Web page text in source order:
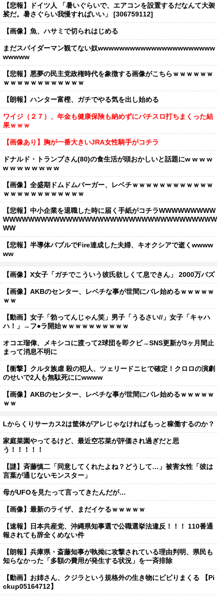
【悲報】ドイツ人 「暑いぐらいで、エアコンを設置するだなんて大袈
裟だ。暑さぐらい我慢すればいい」 [306759112]
【画像】魚、ハサミで切られはじめる
まだスパイダーマン観てない奴wwwwwwwwwwwwwwwwwwwwww
wwwww
【悲報】悪夢の民主党政権時代を象徴する画像がこちらｗｗｗｗｗｗ
ｗｗｗｗｗｗｗｗｗｗｗｗ
【朗報】ハンター富樫、ガチでやる気を出し始める
ワイジ（２７）、年金も健康保険も納めずにパチスロ打ちまくった結
果ｗｗｗ
【画像あり】胸が一番大きいJRA女性騎手がコチラ
ドナルド・トランプさん(80)の食生活が頭おかしいと話題にw w w w
w w w w w w w w
【画像】全盛期ドムドムバーガー、レベチｗｗｗｗｗｗｗｗｗｗｗｗ
ｗｗｗｗｗｗｗｗｗｗｗｗ
【悲報】中小企業を退職した時に届く手紙がコチラWWWWWWWWW
WWWWWWWWWWWWWWWWWWWWWWWWWWWWWWWWWW
WW
【悲報】半導体バブルでFire達成した夫婦、キオクシアで逝くwwww
ww
【画像】X女子「ガチでこういう彼氏欲しくて息できん」 2000万バズ
【画像】AKBのセンター、レベチな事が世間にバレ始めるｗｗｗｗｗ
ｗｗ
【動画】女子「勃ってんじゃん笑」男子「うるさい//」女子「キャハ
ハ！」→フ●ラ開始ｗｗｗｗｗｗｗｗｗｗ
オコエ瑠偉、メキシコに渡って2球団を即クビ→SNS更新が3ヶ月間止
まって消息不明に
【衝撃】クルタ族虐 殺の犯人、ツェリードニヒで確定！クロロの演劇
のせいで2人も無駄死ににwwww
【画像】AKBのセンター、レベチな事が世間にバレ始めるｗｗｗｗｗ
ｗｗ
Lからくりサーカス2は筐体がアレじゃなければもっと稼働するのか？
家庭菜園やってるけど、最近空芯菜が評価され過ぎだと思
う！！！！！
【謎】斉藤慎二「同意してくれたよね？どうして…」被害女性「彼は
言葉が通じないモンスター」
母がUFOを見たって言ってきたんだが…
【画像】最新のライザ、まだイケるｗｗｗｗｗ
【速報】日本共産党、沖縄県知事選で公職選挙法違反！！！ 110番通
報されても辞全くめない件
【朗報】兵庫県・斎藤知事が執拗に攻撃されている理由判明、県民も
知らなかった「多額の費用が発生する状況」を一斉排除
【動画】お姉さん、クジラという規格外の生き物にビビりまくる 【Pi
ckup05164712】